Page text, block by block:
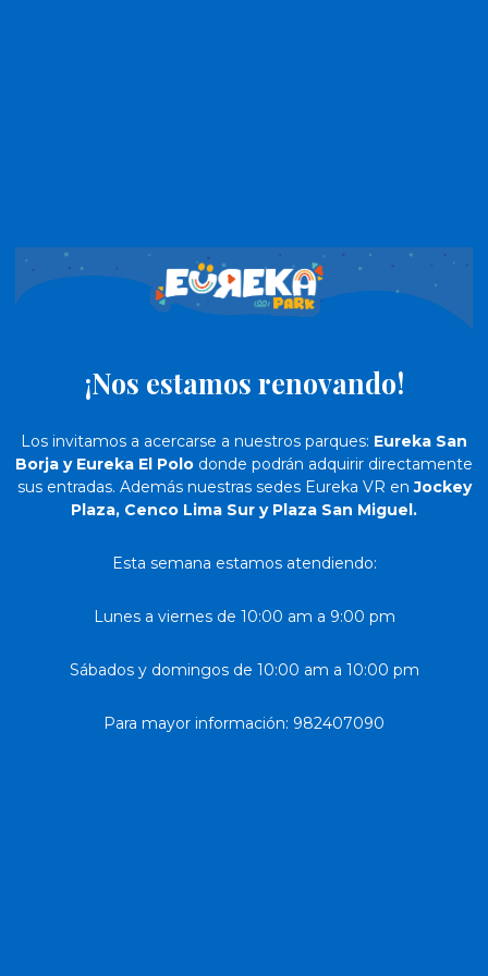
¡Nos estamos renovando!
Los invitamos a acercarse a nuestros parques: Eureka San
Borja y Eureka El Polo donde podrán adquirir directamente
sus entradas. Además nuestras sedes Eureka VR enJockey
Plaza, Cenco Lima Sur y Plaza San Miguel.
Esta semana estamos atendiendo:
Lunes a viernes de 10:00 am a 9:00 pm
Sábados y domingos de 10:00 am a 10:00 pm
Para mayor información: 982407090